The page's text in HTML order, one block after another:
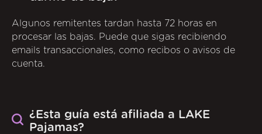
Algunos remitentes tardan hasta 72 horas en
procesar las bajas. Puede que sigas recibiendo
emails transaccionales, como recibos o avisos de
cuenta.
¿Esta guía está afiliada a LAKE
Pajamas?